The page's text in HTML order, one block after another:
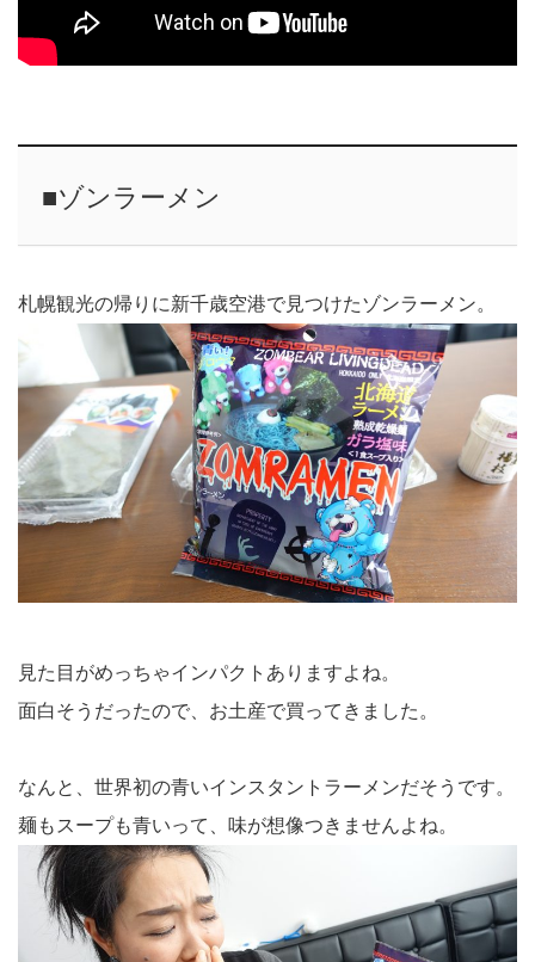
■ゾンラーメン
札幌観光の帰りに新千歳空港で見つけたゾンラーメン。
見た目がめっちゃインパクトありますよね。
面白そうだったので、お土産で買ってきました。
なんと、世界初の青いインスタントラーメンだそうです。
麺もスープも青いって、味が想像つきませんよね。